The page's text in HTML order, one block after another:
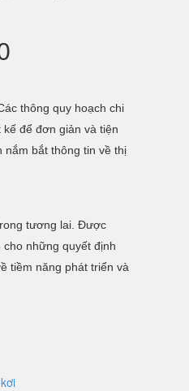
thông quy hoạch chi
để đơn giản và tiện
nắm bắt thông tin về thị
tương lai. Được
những quyết định
tiềm năng phát triển và